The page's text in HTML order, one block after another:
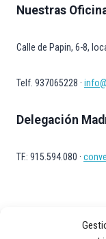
Nuestras
Calle de Papin, 6-8,
Telf. 937065228 ·
Delegación
TF.: 915.594.080 ·